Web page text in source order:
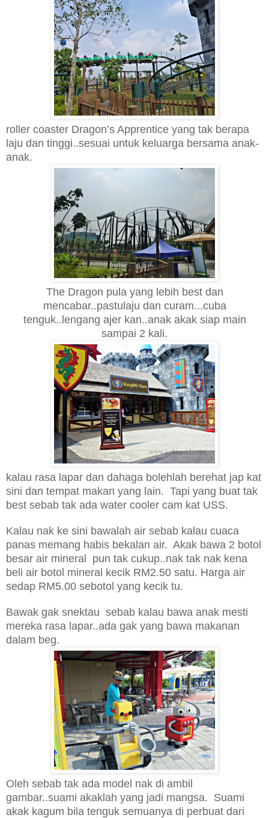
roller coaster Dragon’s Apprentice yang tak berapa
laju dan tinggi..sesuai untuk keluarga bersama anak-
anak.
The Dragon pula yang lebih best dan
mencabar..pastulaju dan curam...cuba
tenguk..lengang ajer kan..anak akak siap main
sampai 2 kali.
kalau rasa lapar dan dahaga bolehlah berehat jap kat
sini dan tempat makan yang lain. Tapi yang buat tak
best sebab tak ada water cooler cam kat USS.
Kalau nak ke sini bawalah air sebab kalau cuaca
panas memang habis bekalan air. Akak bawa 2 botol
besar air mineral pun tak cukup..nak tak nak kena
beli air botol mineral kecik RM2.50 satu. Harga air
sedap RM5.00 sebotol yang kecik tu.
Bawak gak snektau sebab kalau bawa anak mesti
mereka rasa lapar..ada gak yang bawa makanan
dalam beg.
Oleh sebab tak ada model nak di ambil
gambar..suami akaklah yang jadi mangsa. Suami
akak kagum bila tenguk semuanya di perbuat dari